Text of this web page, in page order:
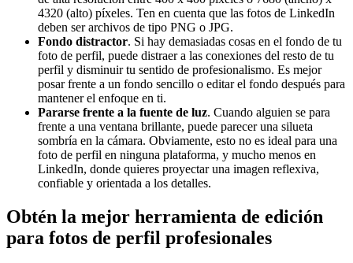
4320 (alto) píxeles. Ten en cuenta que las fotos de LinkedIn
deben ser archivos de tipo PNG o JPG.
Fondo distractor. Si hay demasiadas cosas en el fondo de tu
foto de perfil, puede distraer a las conexiones del resto de tu
perfil y disminuir tu sentido de profesionalismo. Es mejor
posar frente a un fondo sencillo o editar el fondo después para
mantener el enfoque en ti.
Pararse frente a la fuente de luz. Cuando alguien se para
frente a una ventana brillante, puede parecer una silueta
sombría en la cámara. Obviamente, esto no es ideal para una
foto de perfil en ninguna plataforma, y mucho menos en
LinkedIn, donde quieres proyectar una imagen reflexiva,
confiable y orientada a los detalles.
Obtén la mejor herramienta de edición
para fotos de perfil profesionales